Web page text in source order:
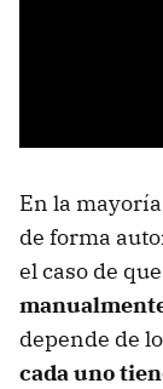
En la
de forma
el caso de
depende de
cada uno